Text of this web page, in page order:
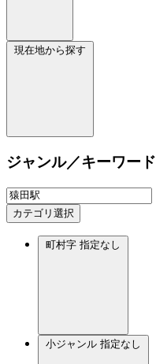
現在地から探す
ジャンル／キーワード
カテゴリ選択
町村字 指定なし
小ジャンル 指定なし